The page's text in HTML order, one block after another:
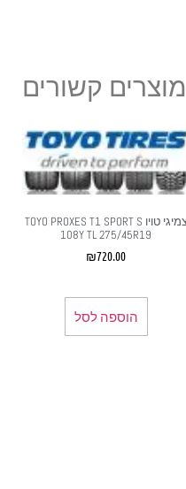
מוצרים קשורים
צמיגי טויו TOYO PROXES T1 SPORT S
108Y TL 275/45R19
₪720.00
הוספה לסל